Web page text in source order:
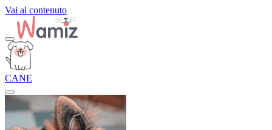
Vai al contenuto
CANE